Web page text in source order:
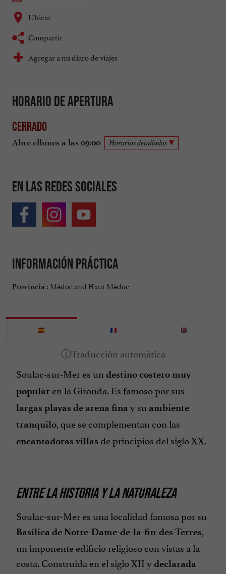
Ubicar
Compartir
Agregar a mi diaro de viajes
Horario de apertura
Cerrado
Abre ellunes a las 09:00 Horarios detallados
En las redes sociales
Información práctica
Provincia : Médoc and Haut Médoc
Soulac-sur-Mer es un destino costero muy
popular en la Gironda. Es famoso por sus
largas playas de arena fina y su ambiente
tranquilo, que se complementan con las
encantadoras villas de principios del siglo XX.
ENTRE LA HISTORIA Y LA NATURALEZA
Soulac-sur-Mer es una localidad famosa por su
Basílica de Notre-Dame-de-la-fin-des-Terres,
un imponente edificio religioso con vistas a la
costa. Construida en el siglo XII y declarada